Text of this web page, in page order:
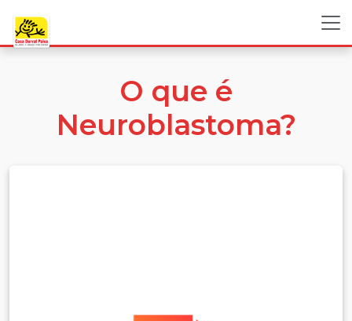
O que é
Neuroblastoma?